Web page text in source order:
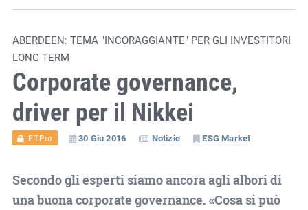
ABERDEEN: TEMA "INCORAGGIANTE" PER GLI INVESTITORI
LONG TERM
Corporate governance,
driver per il Nikkei
ET.Pro 30 Giu 2016 Notizie ESG Market
Secondo gli esperti siamo ancora agli albori di
una buona corporate governance. «Cosa si può